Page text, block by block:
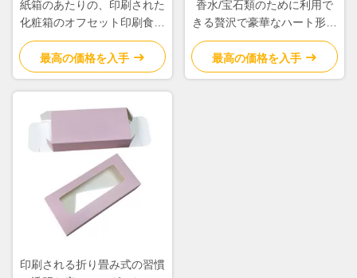
紙箱のあたりの、印刷された
化粧箱のオフセット印刷食品
包装
最高の価格を入手
香水/宝石類のために利用で
きる贅沢で豪華なハート形の
ギフト用の箱さまざまな色
最高の価格を入手
印刷される折り畳み式の習慣